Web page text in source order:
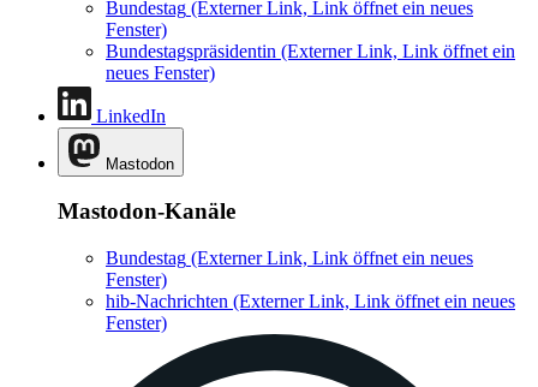
Bundestag (Externer Link, Link öffnet ein neues
Fenster)
Bundestagspräsidentin (Externer Link, Link öffnet ein
neues Fenster)
LinkedIn
Mastodon
Mastodon-Kanäle
Bundestag (Externer Link, Link öffnet ein neues
Fenster)
hib-Nachrichten (Externer Link, Link öffnet ein neues
Fenster)